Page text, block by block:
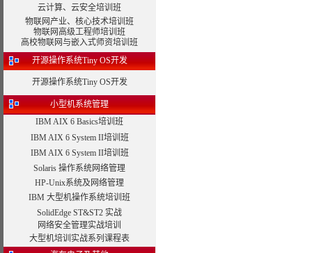
云计算、云安全培训班
物联网产业、核心技术培训班
物联网高级工程师培训班
高校物联网与嵌入式师资培训班
开源操作系统Tiny OS开发
开源操作系统Tiny OS开发
小型机系统管理
IBM AIX 6 Basics培训班
IBM AIX 6 System II培训班
IBM AIX 6 System II培训班
Solaris 操作系统网络管理
HP-Unix系统及网络管理
IBM 大型机操作系统培训班
SolidEdge ST&ST2 实战
网络安全管理实战培训
大型机培训实战系列课程表